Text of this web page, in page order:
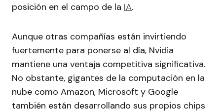
posición en el campo de la IA.
Aunque otras compañías están invirtiendo
fuertemente para ponerse al día, Nvidia
mantiene una ventaja competitiva significativa.
No obstante, gigantes de la computación en la
nube como Amazon, Microsoft y Google
también están desarrollando sus propios chips